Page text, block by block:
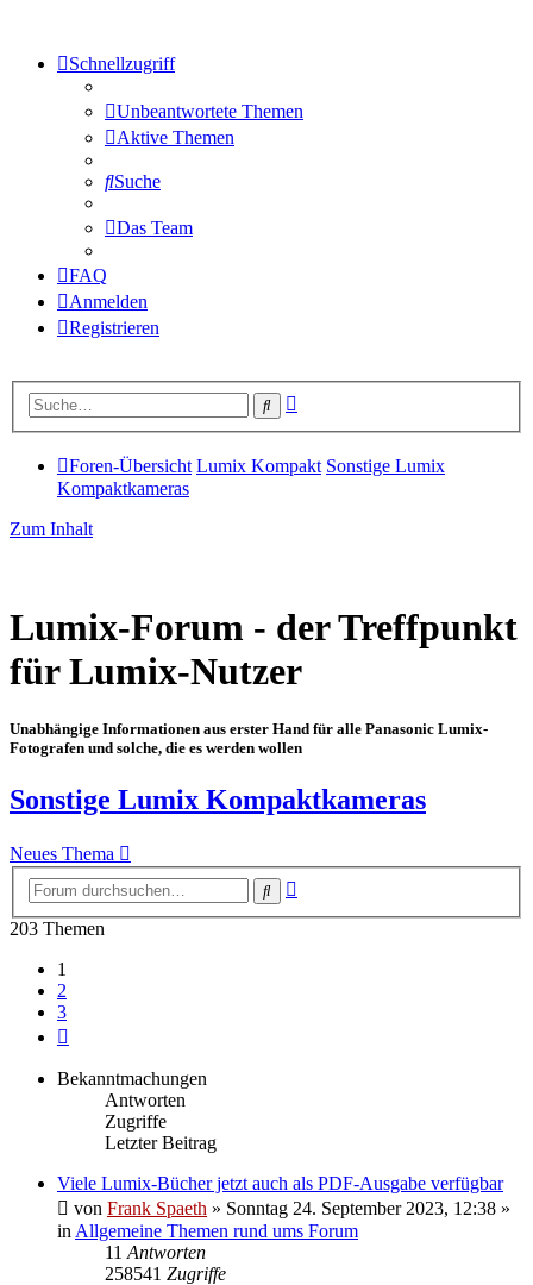
Schnellzugriff
Unbeantwortete Themen
Aktive Themen
Suche
Das Team
FAQ
Anmelden
Registrieren
Suche
Foren-Übersicht Lumix Kompakt Sonstige Lumix
Kompaktkameras
Zum Inhalt
Lumix-Forum - der Treffpunkt
für Lumix-Nutzer
Unabhängige Informationen aus erster Hand für alle Panasonic Lumix-
Fotografen und solche, die es werden wollen
Sonstige Lumix Kompaktkameras
Neues Thema
Suche
203 Themen
1
2
3
Bekanntmachungen
Antworten
Zugriffe
Letzter Beitrag
Viele Lumix-Bücher jetzt auch als PDF-Ausgabe verfügbar
von Frank Spaeth » Sonntag 24. September 2023, 12:38 »
in Allgemeine Themen rund ums Forum
11 Antworten
258541 Zugriffe